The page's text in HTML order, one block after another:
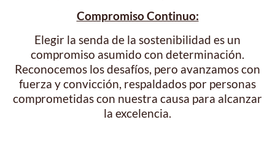
Compromiso Continuo:
Elegir la senda de la sostenibilidad es un
compromiso asumido con determinación.
Reconocemos los desafíos, pero avanzamos con
fuerza y convicción, respaldados por personas
comprometidas con nuestra causa para alcanzar
la excelencia.